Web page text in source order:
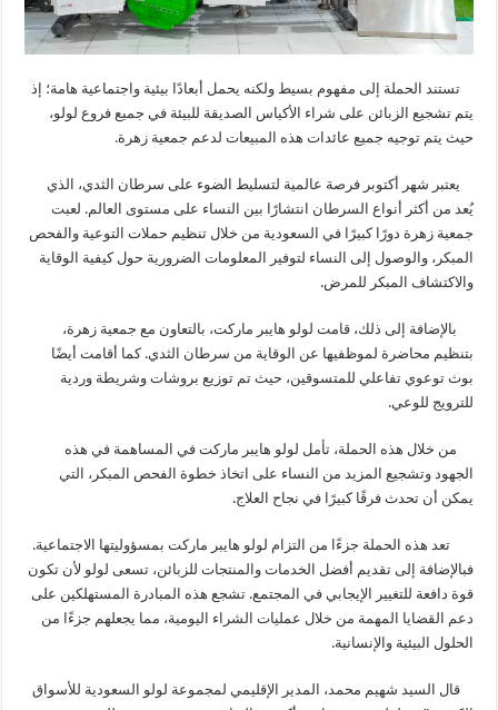
تستند الحملة إلى مفهوم بسيط ولكنه يحمل أبعادًا بيئية واجتماعية هامة؛ إذ
يتم تشجيع الزبائن على شراء الأكياس الصديقة للبيئة في جميع فروع لولو،
حيث يتم توجيه جميع عائدات هذه المبيعات لدعم جمعية زهرة.
يعتبر شهر أكتوبر فرصة عالمية لتسليط الضوء على سرطان الثدي، الذي
يُعد من أكثر أنواع السرطان انتشارًا بين النساء على مستوى العالم. لعبت
جمعية زهرة دورًا كبيرًا في السعودية من خلال تنظيم حملات التوعية والفحص
المبكر، والوصول إلى النساء لتوفير المعلومات الضرورية حول كيفية الوقاية
والاكتشاف المبكر للمرض.
بالإضافة إلى ذلك، قامت لولو هايبر ماركت، بالتعاون مع جمعية زهرة،
بتنظيم محاضرة لموظفيها عن الوقاية من سرطان الثدي. كما أقامت أيضًا
بوث توعوي تفاعلي للمتسوقين، حيث تم توزيع بروشات وشريطة وردية
للترويج للوعي.
من خلال هذه الحملة، تأمل لولو هايبر ماركت في المساهمة في هذه
الجهود وتشجيع المزيد من النساء على اتخاذ خطوة الفحص المبكر، التي
يمكن أن تحدث فرقًا كبيرًا في نجاح العلاج.
تعد هذه الحملة جزءًا من التزام لولو هايبر ماركت بمسؤوليتها الاجتماعية.
فبالإضافة إلى تقديم أفضل الخدمات والمنتجات للزبائن، تسعى لولو لأن تكون
قوة دافعة للتغيير الإيجابي في المجتمع. تشجع هذه المبادرة المستهلكين على
دعم القضايا المهمة من خلال عمليات الشراء اليومية، مما يجعلهم جزءًا من
الحلول البيئية والإنسانية.
قال السيد شهيم محمد، المدير الإقليمي لمجموعة لولو السعودية للأسواق